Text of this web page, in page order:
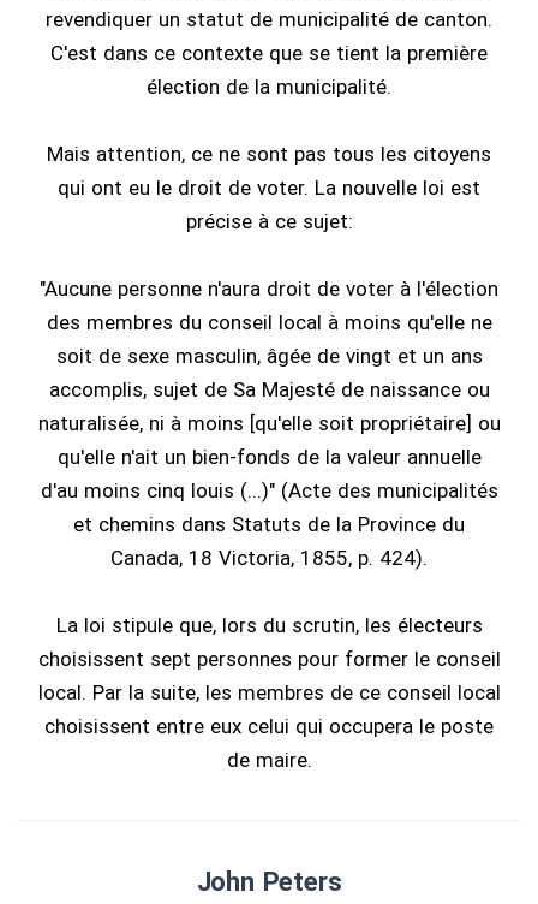
revendiquer un statut de municipalité de canton.
C'est dans ce contexte que se tient la première
élection de la municipalité.
Mais attention, ce ne sont pas tous les citoyens
qui ont eu le droit de voter. La nouvelle loi est
précise à ce sujet:
"Aucune personne n'aura droit de voter à l'élection
des membres du conseil local à moins qu'elle ne
soit de sexe masculin, âgée de vingt et un ans
accomplis, sujet de Sa Majesté de naissance ou
naturalisée, ni à moins [qu'elle soit propriétaire] ou
qu'elle n'ait un bien-fonds de la valeur annuelle
d'au moins cinq louis (...)" (Acte des municipalités
et chemins dans Statuts de la Province du
Canada, 18 Victoria, 1855, p. 424).
La loi stipule que, lors du scrutin, les électeurs
choisissent sept personnes pour former le conseil
local. Par la suite, les membres de ce conseil local
choisissent entre eux celui qui occupera le poste
de maire.
John Peters